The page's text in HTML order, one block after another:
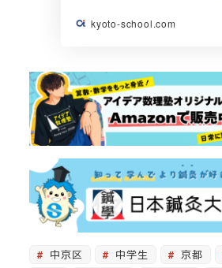
kyoto-school.com
中京区 中学生 京都